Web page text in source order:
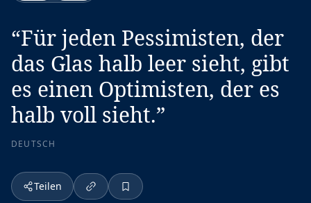
“Für jeden Pessimisten, der
das Glas halb leer sieht, gibt
es einen Optimisten, der es
halb voll sieht.”
DEUTSCH
Teilen